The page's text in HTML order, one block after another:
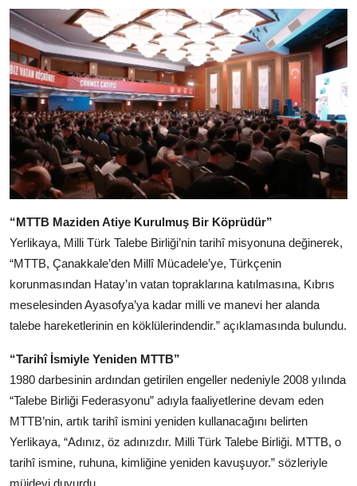
“MTTB Maziden Atiye Kurulmuş Bir Köprüdür”
Yerlikaya, Milli Türk Talebe Birliği’nin tarihî misyonuna değinerek,
“MTTB, Çanakkale’den Millî Mücadele’ye, Türkçenin
korunmasından Hatay’ın vatan topraklarına katılmasına, Kıbrıs
meselesinden Ayasofya’ya kadar milli ve manevi her alanda
talebe hareketlerinin en köklülerindendir.” açıklamasında bulundu.
“Tarihî İsmiyle Yeniden MTTB”
1980 darbesinin ardından getirilen engeller nedeniyle 2008 yılında
“Talebe Birliği Federasyonu” adıyla faaliyetlerine devam eden
MTTB’nin, artık tarihî ismini yeniden kullanacağını belirten
Yerlikaya, “Adınız, öz adınızdır. Milli Türk Talebe Birliği. MTTB, o
tarihî ismine, ruhuna, kimliğine yeniden kavuşuyor.” sözleriyle
müjdeyi duyurdu.